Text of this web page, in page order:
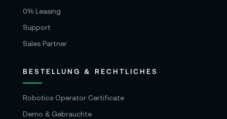
0% Leasing
Support
Sales Partner
BESTELLUNG & RECHTLICHES
Robotics Operator Certificate
Demo & Gebrauchte